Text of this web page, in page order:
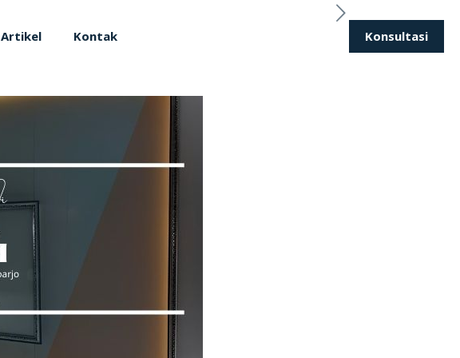
Artikel Kontak Konsultasi